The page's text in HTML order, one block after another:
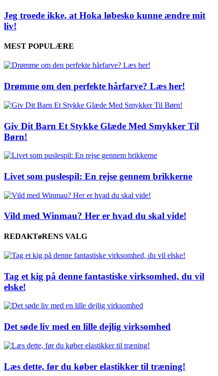
Jeg troede ikke, at Hoka løbesko kunne ændre mit
liv!
MEST POPULÆRE
Drømme om den perfekte hårfarve? Læs her!
Giv Dit Barn Et Stykke Glæde Med Smykker Til
Børn!
Livet som puslespil: En rejse gennem brikkerne
Vild med Winmau? Her er hvad du skal vide!
REDAKTøRENS VALG
Tag et kig på denne fantastiske virksomhed, du vil
elske!
Det søde liv med en lille dejlig virksomhed
Læs dette, før du køber elastikker til træning!